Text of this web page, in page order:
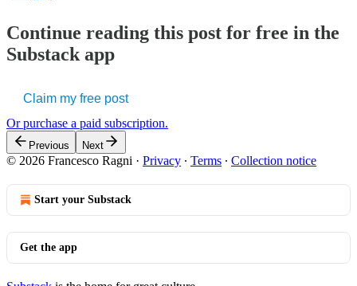
Continue reading this post for free in the
Substack app
Claim my free post
Or purchase a paid subscription.
Previous Next
© 2026 Francesco Ragni · Privacy ∙ Terms ∙ Collection notice
Start your Substack
Get the app